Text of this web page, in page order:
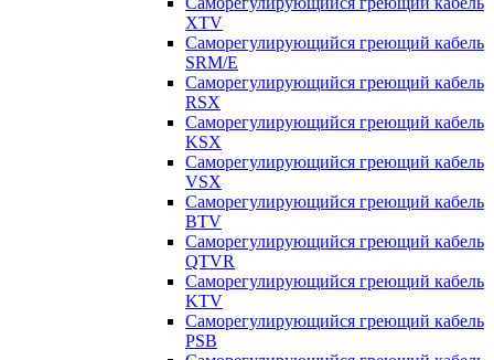
XTV
Саморегулирующийся греющий кабель
SRM/E
Саморегулирующийся греющий кабель
RSX
Саморегулирующийся греющий кабель
KSX
Саморегулирующийся греющий кабель
VSX
Саморегулирующийся греющий кабель
BTV
Саморегулирующийся греющий кабель
QTVR
Саморегулирующийся греющий кабель
KTV
Саморегулирующийся греющий кабель
PSB